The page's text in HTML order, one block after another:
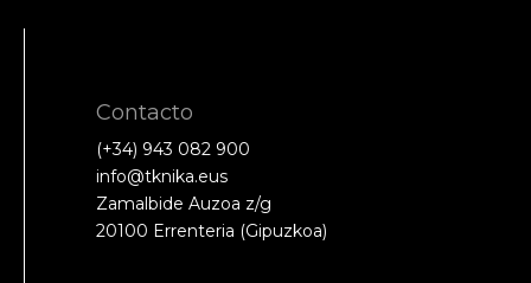
Contacto
(+34) 943 082 900
info@tknika.eus
Zamalbide Auzoa z/g
20100 Errenteria (Gipuzkoa)